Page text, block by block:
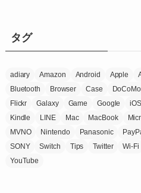
ータグ
adiary Amazon Android Apple
Bluetooth
Browser Case DoCoMo
Flickr
Galaxy Game Google iOS
Kindle
LINE Mac MacBook
MVNO
Nintendo Panasonic
SONY
Switch Tips Twitter Wi-Fi
YouTube